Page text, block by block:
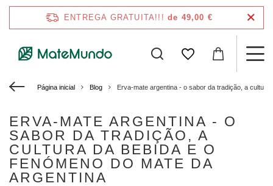
ENTREGA GRATUITA!!! de 49,00 €
Página inicial Blog Erva-mate argentina - o sabor da tradição, a cultura
ERVA-MATE ARGENTINA - O
SABOR DA TRADIÇÃO, A
CULTURA DA BEBIDA E O
FENÓMENO DO MATE DA
ARGENTINA